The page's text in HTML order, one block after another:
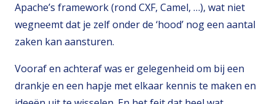
Apache’s framework (rond CXF, Camel, …), wat niet
wegneemt dat je zelf onder de ‘hood’ nog een aantal
zaken kan aansturen.
Vooraf en achteraf was er gelegenheid om bij een
drankje en een hapje met elkaar kennis te maken en